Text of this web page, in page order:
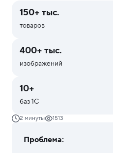
DevOps
Аналитика
150+ тыс.
товаров
400+ тыс.
изображений
10+
баз 1С
2 минуты 1513
Проблема: